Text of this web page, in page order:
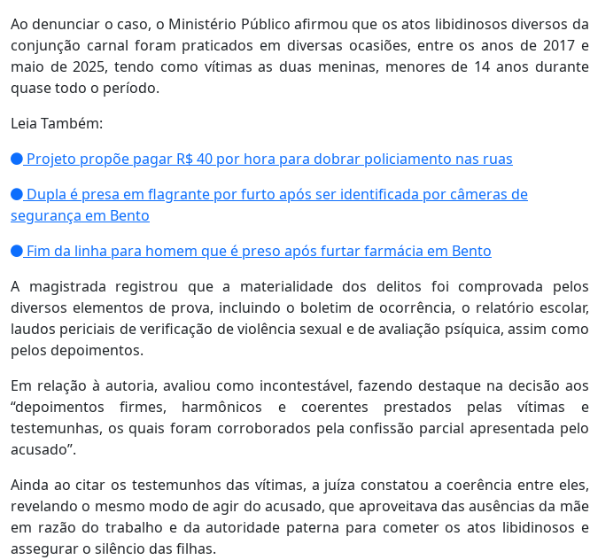
Ao denunciar o caso, o Ministério Público afirmou que os atos libidinosos diversos da
conjunção carnal foram praticados em diversas ocasiões, entre os anos de 2017 e
maio de 2025, tendo como vítimas as duas meninas, menores de 14 anos durante
quase todo o período.
Leia Também:
Projeto propõe pagar R$ 40 por hora para dobrar policiamento nas ruas
Dupla é presa em flagrante por furto após ser identificada por câmeras de
segurança em Bento
Fim da linha para homem que é preso após furtar farmácia em Bento
A magistrada registrou que a materialidade dos delitos foi comprovada pelos
diversos elementos de prova, incluindo o boletim de ocorrência, o relatório escolar,
laudos periciais de verificação de violência sexual e de avaliação psíquica, assim como
pelos depoimentos.
Em relação à autoria, avaliou como incontestável, fazendo destaque na decisão aos
“depoimentos firmes, harmônicos e coerentes prestados pelas vítimas e
testemunhas, os quais foram corroborados pela confissão parcial apresentada pelo
acusado”.
Ainda ao citar os testemunhos das vítimas, a juíza constatou a coerência entre eles,
revelando o mesmo modo de agir do acusado, que aproveitava das ausências da mãe
em razão do trabalho e da autoridade paterna para cometer os atos libidinosos e
assegurar o silêncio das filhas.